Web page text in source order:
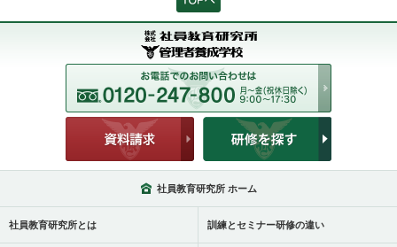
社員教育研究所 ホーム
社員教育研究所とは 訓練とセミナー研修の違い